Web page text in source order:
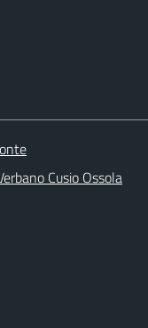
Cusio Ossola